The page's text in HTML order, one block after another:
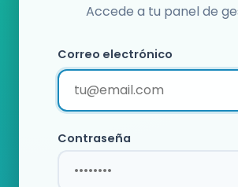
Accede a tu panel de
Correo electrónico
Contraseña